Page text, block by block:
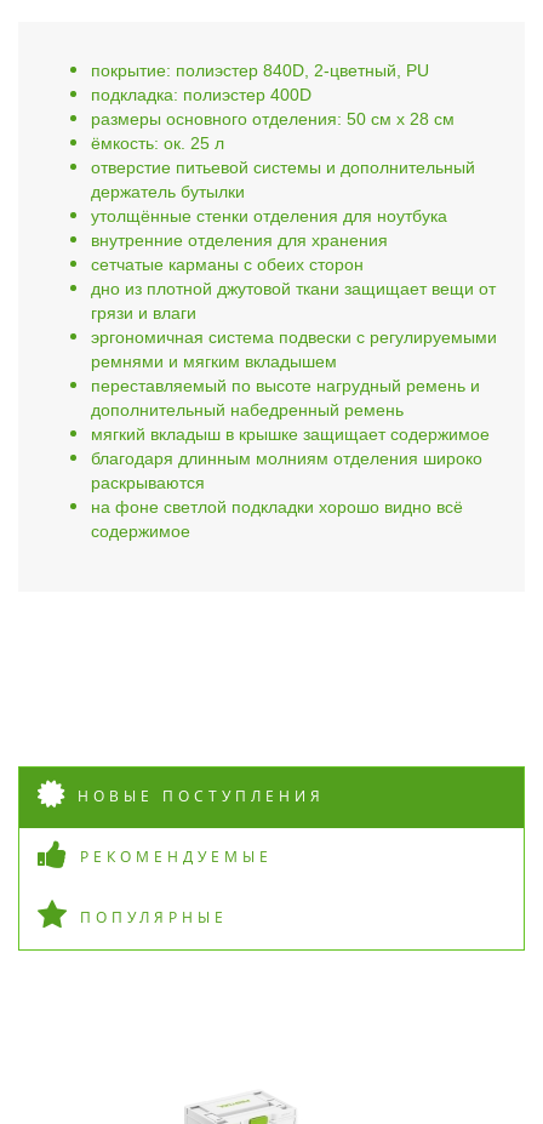
покрытие: полиэстер 840D, 2-цветный, PU
подкладка: полиэстер 400D
размеры основного отделения: 50 см x 28 см
ёмкость: ок. 25 л
отверстие питьевой системы и дополнительный
держатель бутылки
утолщённые стенки отделения для ноутбука
внутренние отделения для хранения
сетчатые карманы с обеих сторон
дно из плотной джутовой ткани защищает вещи от
грязи и влаги
эргономичная система подвески с регулируемыми
ремнями и мягким вкладышем
переставляемый по высоте нагрудный ремень и
дополнительный набедренный ремень
мягкий вкладыш в крышке защищает содержимое
благодаря длинным молниям отделения широко
раскрываются
на фоне светлой подкладки хорошо видно всё
содержимое
НОВЫЕ ПОСТУПЛЕНИЯ
РЕКОМЕНДУЕМЫЕ
ПОПУЛЯРНЫЕ